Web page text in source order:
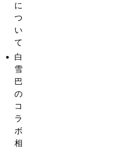
に
つ
い
て
白
雪
巴
の
コ
ラ
ボ
相